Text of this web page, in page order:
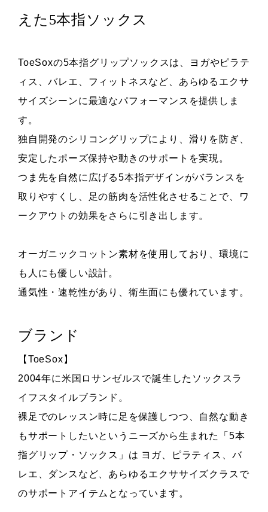
えた5本指ソックス
ToeSoxの5本指グリップソックスは、ヨガやピラテ
ィス、バレエ、フィットネスなど、あらゆるエクサ
サイズシーンに最適なパフォーマンスを提供しま
す。
独自開発のシリコングリップにより、滑りを防ぎ、
安定したポーズ保持や動きのサポートを実現。
つま先を自然に広げる5本指デザインがバランスを
取りやすくし、足の筋肉を活性化させることで、ワ
ークアウトの効果をさらに引き出します。
オーガニックコットン素材を使用しており、環境に
も人にも優しい設計。
通気性・速乾性があり、衛生面にも優れています。
ブランド
【ToeSox】
2004年に米国ロサンゼルスで誕生したソックスラ
イフスタイルブランド。
裸足でのレッスン時に足を保護しつつ、自然な動き
もサポートしたいというニーズから生まれた「5本
指グリップ・ソックス」は ヨガ、ピラティス、バ
レエ、ダンスなど、あらゆるエクササイズクラスで
のサポートアイテムとなっています。